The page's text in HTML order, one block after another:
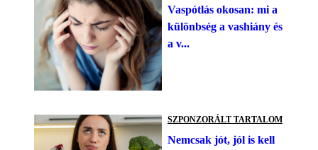
Vaspótlás okosan: mi a
különbség a vashiány és
a v...
SZPONZORÁLT TARTALOM
Nemcsak jót, jól is kell